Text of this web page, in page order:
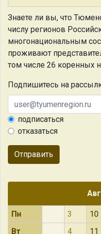
Знаете ли вы, что
числу регионов
многонациональным
проживают
том числе 26 коренных
Подпишитесь на
подписаться
отказаться
Отправить
Пн 3 10
Вт
4 11